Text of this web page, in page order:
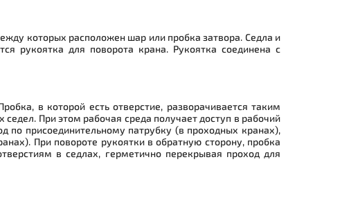
которых расположен шар или пробка затвора. Седла и
рукоятка для поворота крана. Рукоятка соединена с
в которой есть отверстие, разворачивается таким
При этом рабочая среда получает доступ в рабочий
по присоединительному патрубку (в проходных кранах),
При повороте рукоятки в обратную сторону, пробка
в седлах, герметично перекрывая проход для